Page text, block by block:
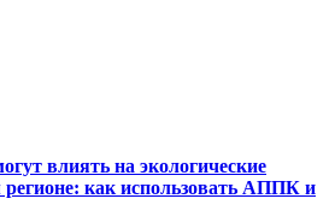
влиять на экологические
как использовать АППК и